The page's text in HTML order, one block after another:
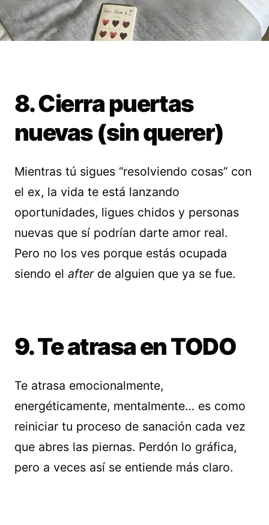
8. Cierra puertas
nuevas (sin querer)
Mientras tú sigues “resolviendo cosas” con
el ex, la vida te está lanzando
oportunidades, ligues chidos y personas
nuevas que sí podrían darte amor real.
Pero no los ves porque estás ocupada
siendo el afterde alguien que ya se fue.
9. Te atrasa en TODO
Te atrasa emocionalmente,
energéticamente, mentalmente… es como
reiniciar tu proceso de sanación cada vez
que abres las piernas. Perdón lo gráfica,
pero a veces así se entiende más claro.